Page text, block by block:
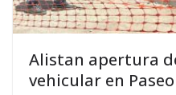
Alistan apertura
vehicular en